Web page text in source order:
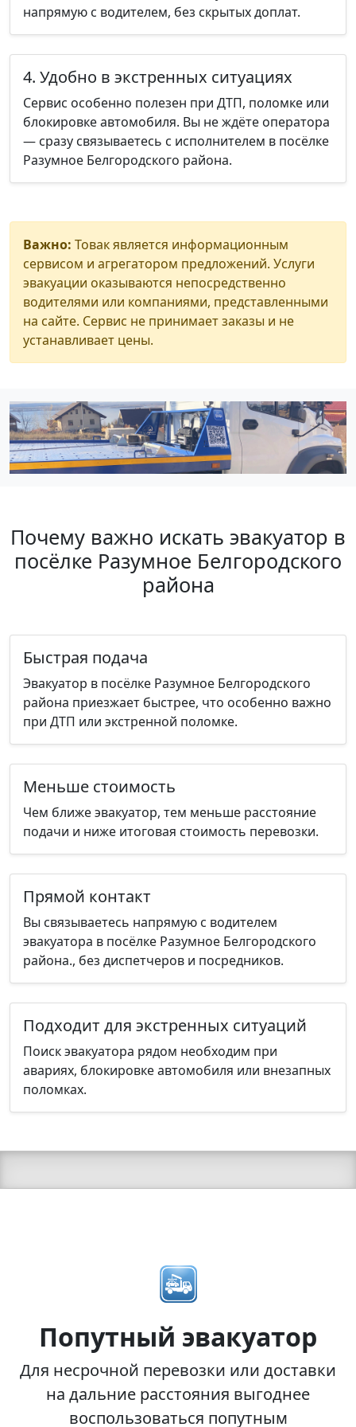
напрямую с водителем, без скрытых доплат.
4. Удобно в экстренных ситуациях
Сервис особенно полезен при ДТП, поломке или
блокировке автомобиля. Вы не ждёте оператора
— сразу связываетесь с исполнителем в посёлке
Разумное Белгородского района.
Важно: Товак является информационным
сервисом и агрегатором предложений. Услуги
эвакуации оказываются непосредственно
водителями или компаниями, представленными
на сайте. Сервис не принимает заказы и не
устанавливает цены.
Почему важно искать эвакуатор в
посёлке Разумное Белгородского
района
Быстрая подача
Эвакуатор в посёлке Разумное Белгородского
района приезжает быстрее, что особенно важно
при ДТП или экстренной поломке.
Меньше стоимость
Чем ближе эвакуатор, тем меньше расстояние
подачи и ниже итоговая стоимость перевозки.
Прямой контакт
Вы связываетесь напрямую с водителем
эвакуатора в посёлке Разумное Белгородского
района., без диспетчеров и посредников.
Подходит для экстренных ситуаций
Поиск эвакуатора рядом необходим при
авариях, блокировке автомобиля или внезапных
поломках.
Попутный эвакуатор
Для несрочной перевозки или доставки
на дальние расстояния выгоднее
воспользоваться попутным